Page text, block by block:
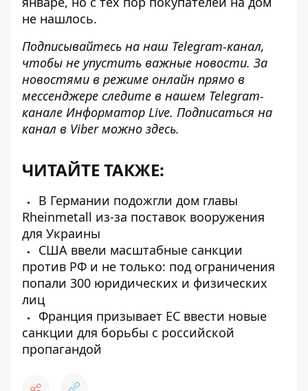
не нашлось.
Подписывайтесь на наш Telegram-канал,
чтобы не упустить важные новости. За
новостями в режиме онлайн прямо в
мессенджере следите в нашем Telegram-
канале Информатор Live. Подписаться на
канал в Viber можно здесь.
ЧИТАЙТЕ ТАКЖЕ:
В Германии подожгли дом главы
Rheinmetall из-за поставок вооружения
для Украины
США ввели масштабные санкции
против РФ и не только: под ограничения
попали 300 юридических и физических
лиц
Франция призывает ЕС ввести новые
санкции для борьбы с российской
пропагандой